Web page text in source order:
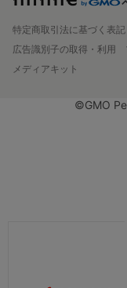
特定商取引法に基づく表記
広告識別子の取得・利用
メディアキット
©GMO